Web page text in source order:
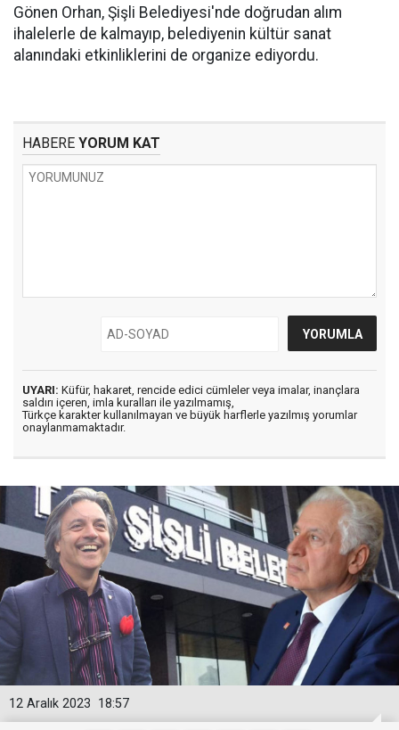
Gönen Orhan, Şişli Belediyesi'nde doğrudan alım
ihalelerle de kalmayıp, belediyenin kültür sanat
alanındaki etkinliklerini de organize ediyordu.
HABERE YORUM KAT
UYARI: Küfür, hakaret, rencide edici cümleler veya imalar, inançlara
saldırı içeren, imla kuralları ile yazılmamış,
Türkçe karakter kullanılmayan ve büyük harflerle yazılmış yorumlar
onaylanmamaktadır.
18:57
12 Aralık 2023